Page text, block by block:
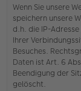
Wenn Sie unsere
speichern unsere
d.h. die IP-
Ihrer
Besuches.
Daten ist Art. 6
Beendigung der
gelöscht.